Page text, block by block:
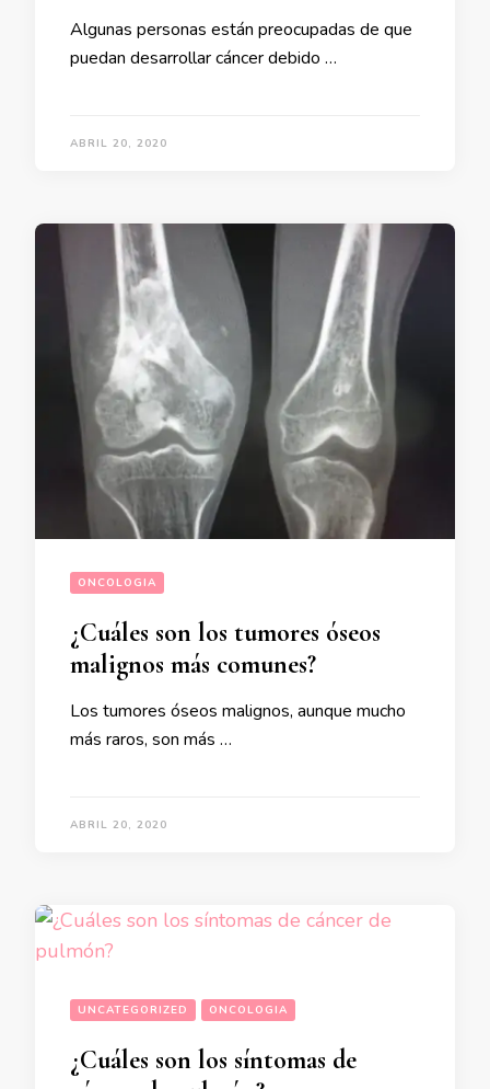
Algunas personas están preocupadas de que
puedan desarrollar cáncer debido …
ABRIL 20, 2020
ONCOLOGIA
¿Cuáles son los tumores óseos
malignos más comunes?
Los tumores óseos malignos, aunque mucho
más raros, son más …
ABRIL 20, 2020
UNCATEGORIZED ONCOLOGIA
¿Cuáles son los síntomas de